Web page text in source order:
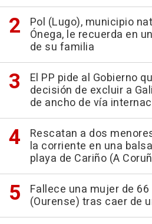
Pol (Lugo), municipio
Ónega, le recuerda en
de su familia
El PP pide al Gobierno
decisión de excluir a
de ancho de vía
Rescatan a dos
la corriente en una
playa de Cariño (A
Fallece una mujer de
(Ourense) tras caer de